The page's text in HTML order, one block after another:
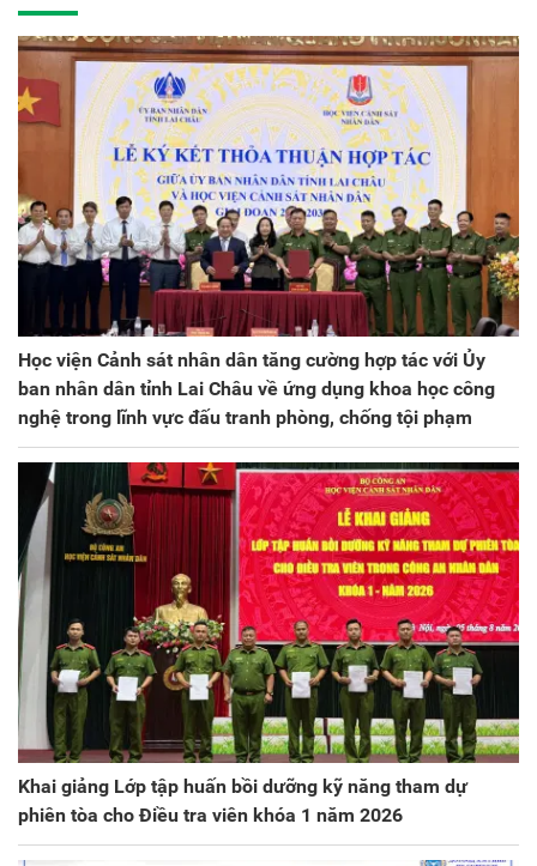
Học viện Cảnh sát nhân dân tăng cường hợp tác với Ủy
ban nhân dân tỉnh Lai Châu về ứng dụng khoa học công
nghệ trong lĩnh vực đấu tranh phòng, chống tội phạm
Khai giảng Lớp tập huấn bồi dưỡng kỹ năng tham dự
phiên tòa cho Điều tra viên khóa 1 năm 2026